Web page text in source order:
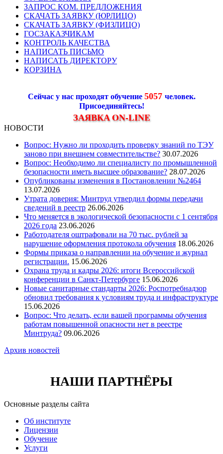
ЗАПРОС КОМ. ПРЕДЛОЖЕНИЯ
СКАЧАТЬ ЗАЯВКУ (ЮРЛИЦО)
СКАЧАТЬ ЗАЯВКУ (ФИЗЛИЦО)
ГОСЗАКАЗЧИКАМ
КОНТРОЛЬ КАЧЕСТВА
НАПИСАТЬ ПИСЬМО
НАПИСАТЬ ДИРЕКТОРУ
КОРЗИНА
Сейчас у нас проходят обучение 5057 человек.
Присоединяйтесь!
ЗАЯВКА ON-LINE
НОВОСТИ
Вопрос: Нужно ли проходить проверку знаний по ТЭУ
заново при внешнем совместительстве? 30.07.2026
Вопрос: Необходимо ли специалисту по промышленной
безопасности иметь высшее образование? 28.07.2026
Опубликованы изменения в Постановлении №2464
13.07.2026
Утрата доверия: Минтруд утвердил формы передачи
сведений в реестр 26.06.2026
Что меняется в экологической безопасности с 1 сентября
2026 года 23.06.2026
Работодателя оштрафовали на 70 тыс. рублей за
нарушение оформления протокола обучения 18.06.2026
Формы приказа о направлении на обучение и журнал
регистрации. 15.06.2026
Охрана труда и кадры 2026: итоги Всероссийской
конференции в Санкт-Петербурге 15.06.2026
Новые санитарные стандарты 2026: Роспотребнадзор
обновил требования к условиям труда и инфраструктуре
15.06.2026
Вопрос: Что делать, если вашей программы обучения
работам повышенной опасности нет в реестре
Минтруда? 09.06.2026
Архив новостей
НАШИ ПАРТНЁРЫ
Основные разделы сайта
Об институте
Лицензии
Обучение
Услуги